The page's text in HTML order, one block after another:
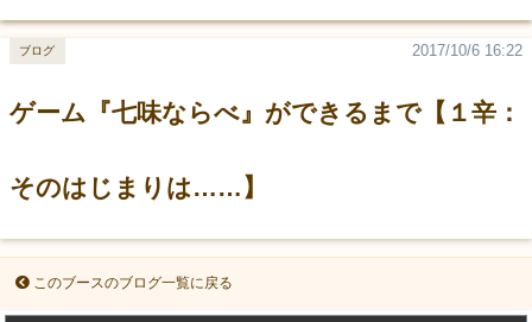
ゲーム『七味ならべ』ができるまで【１辛：
そのはじまりは……】
2017/10/6 16:22
ブログ
このブースのブログ一覧に戻る